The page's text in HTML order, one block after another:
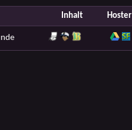
Inhalt Hoster